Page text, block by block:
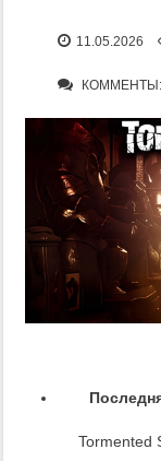
11.05.2026
Tormented